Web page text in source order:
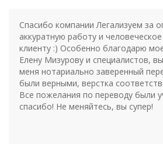
Спасибо компании Легализуем за
аккуратную работу и
клиенту :) Особенно благодарю
Елену Мизурову и специалистов,
меня нотариально заверенный
были верными, верстка
Все пожелания по переводу были
спасибо! Не меняйтесь, вы супер!